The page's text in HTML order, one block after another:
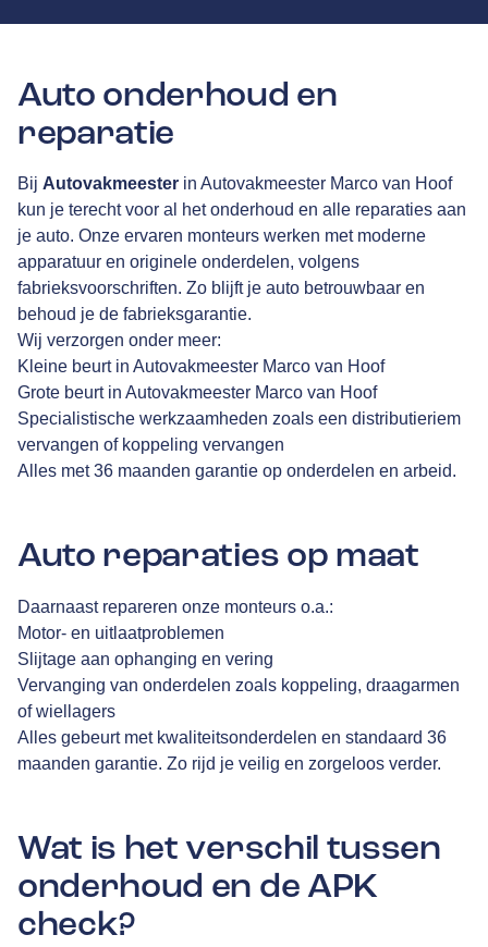
Auto onderhoud en
reparatie
Bij Autovakmeester in Autovakmeester Marco van Hoof
kun je terecht voor al het onderhoud en alle reparaties aan
je auto. Onze ervaren monteurs werken met moderne
apparatuur en originele onderdelen, volgens
fabrieksvoorschriften. Zo blijft je auto betrouwbaar en
behoud je de fabrieksgarantie.
Wij verzorgen onder meer:
Kleine beurt in Autovakmeester Marco van Hoof
Grote beurt in Autovakmeester Marco van Hoof
Specialistische werkzaamheden zoals een distributieriem
vervangen of koppeling vervangen
Alles met 36 maanden garantie op onderdelen en arbeid.
Auto reparaties op maat
Daarnaast repareren onze monteurs o.a.:
Motor- en uitlaatproblemen
Slijtage aan ophanging en vering
Vervanging van onderdelen zoals koppeling, draagarmen
of wiellagers
Alles gebeurt met kwaliteitsonderdelen en standaard 36
maanden garantie. Zo rijd je veilig en zorgeloos verder.
Wat is het verschil tussen
onderhoud en de APK
check?